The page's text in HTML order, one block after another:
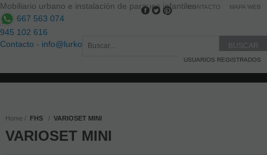
Mobiliario urbano e instalación de parques infantiles
667 563 074
945 102 616
Contacto - info@lurkoi.com
USUARIOS REGISTRADOS
CONTACTO MAPA WEB
Home FHS VARIOSET MINI
VARIOSET MINI